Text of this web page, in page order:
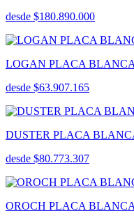
desde $180.890.000
LOGAN PLACA BLANCA
desde $63.907.165
DUSTER PLACA
desde $80.773.307
OROCH PLACA BLANCA